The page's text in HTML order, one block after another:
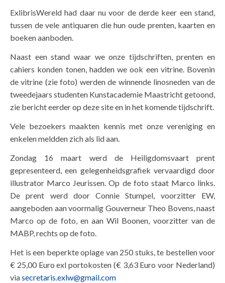
ExlibrisWereld had daar nu voor de derde keer een stand,
tussen de vele antiquaren die hun oude prenten, kaarten en
boeken aanboden.
Naast een stand waar we onze tijdschriften, prenten en
cahiers konden tonen, hadden we ook een vitrine. Bovenin
de vitrine (zie foto) werden de winnende linosneden van de
tweedejaars studenten Kunstacademie Maastricht getoond,
zie bericht eerder op deze site en in het komende tijdschrift.
Vele bezoekers maakten kennis met onze vereniging en
enkelen meldden zich als lid aan.
Zondag 16 maart werd de Heiligdomsvaart prent
gepresenteerd, een gelegenheidsgrafiek vervaardigd door
illustrator Marco Jeurissen. Op de foto staat Marco links.
De prent werd door Connie Stumpel, voorzitter EW,
aangeboden aan voormalig Gouverneur Theo Bovens, naast
Marco op de foto, en aan Wil Boonen, voorzitter van de
MABP, rechts op de foto.
Het is een beperkte oplage van 250 stuks, te bestellen voor
€ 25,00 Euro exl portokosten (€ 3,63 Euro voor Nederland)
viasecretaris.exlw@gmail.com